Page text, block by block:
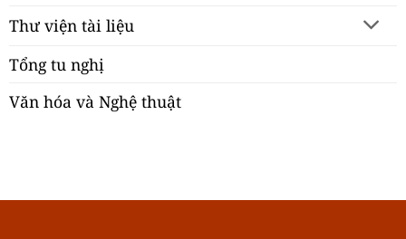
Thư viện tài liệu
Tổng tu nghị
Văn hóa và Nghệ thuật